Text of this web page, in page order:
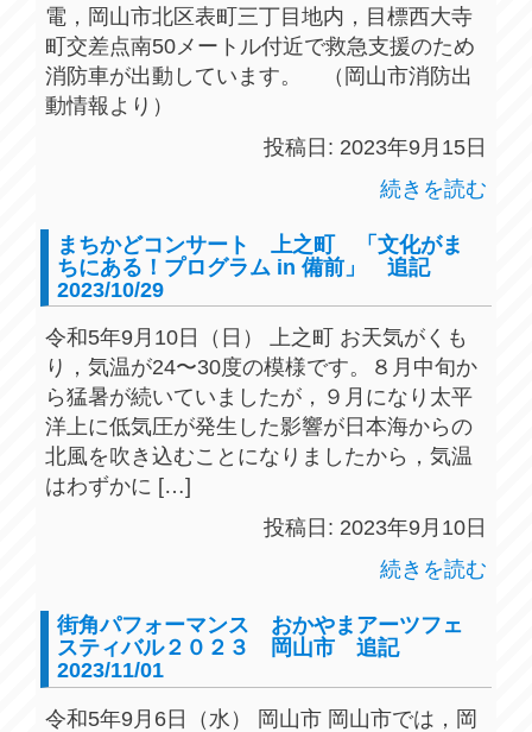
電，岡山市北区表町三丁目地内，目標西大寺
町交差点南50メートル付近で救急支援のため
消防車が出動しています。 （岡山市消防出
動情報より）
投稿日: 2023年9月15日
続きを読む
まちかどコンサート 上之町 「文化がま
ちにある！プログラム in 備前」 追記
2023/10/29
令和5年9月10日（日） 上之町 お天気がくも
り，気温が24〜30度の模様です。８月中旬か
ら猛暑が続いていましたが，９月になり太平
洋上に低気圧が発生した影響が日本海からの
北風を吹き込むことになりましたから，気温
はわずかに […]
投稿日: 2023年9月10日
続きを読む
街角パフォーマンス おかやまアーツフェ
スティバル２０２３ 岡山市 追記
2023/11/01
令和5年9月6日（水） 岡山市 岡山市では，岡